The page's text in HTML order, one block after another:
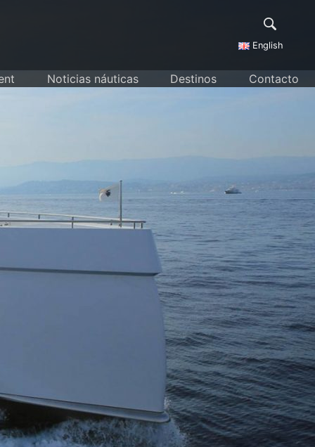
English
Noticias náuticas Destinos Contacto